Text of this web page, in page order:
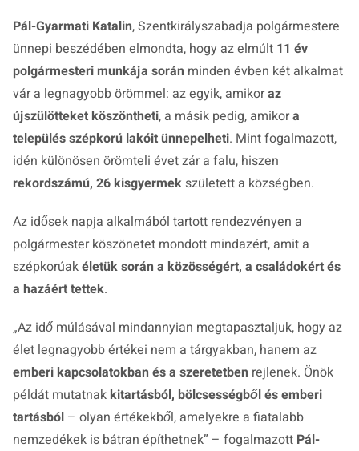
Pál-Gyarmati Katalin, Szentkirályszabadja polgármestere
ünnepi beszédében elmondta, hogy az elmúlt 11 év
polgármesteri munkája során minden évben két alkalmat
vár a legnagyobb örömmel: az egyik, amikoraz
újszülötteket köszöntheti, a másik pedig, amikora
település szépkorú lakóit ünnepelheti. Mint fogalmazott,
idén különösen örömteli évet zár a falu, hiszen
rekordszámú, 26 kisgyermek született a községben.
Az idősek napja alkalmából tartott rendezvényen a
polgármester köszönetet mondott mindazért, amit a
szépkorúakéletük során a közösségért, a családokért és
a hazáért tettek.
„Az idő múlásával mindannyian megtapasztaljuk, hogy az
élet legnagyobb értékei nem a tárgyakban, hanem az
emberi kapcsolatokban és a szeretetben rejlenek. Önök
példát mutatnak kitartásból, bölcsességből és emberi
tartásból – olyan értékekből, amelyekre a fiatalabb
nemzedékek is bátran építhetnek” – fogalmazott Pál-